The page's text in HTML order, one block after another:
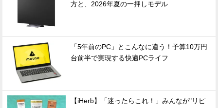
方と、2026年夏の一押しモデル
「5年前のPC」とこんなに違う！予算10万円
台前半で実現する快適PCライフ
【iHerb】「迷ったらこれ！」みんなが"リピ